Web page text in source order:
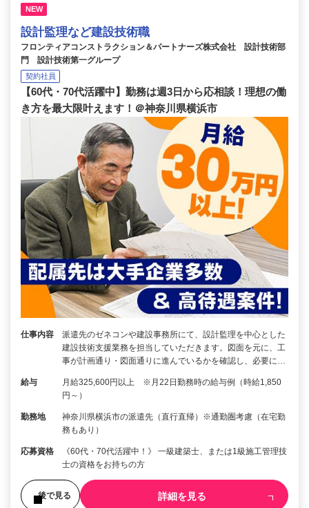
NEW
設計監理など建設技術職
フロンティアコンストラクション＆パートナーズ株式会社 設計技術部
門 設計技術第一グループ
契約社員
【60代・70代活躍中】勤務は週3日から応相談！理想の働
き方を最大限叶えます！＠神奈川県横浜市
仕事内容
派遣先のゼネコンや建設事務所にて、設計監理を中心とした
建設技術支援業務を担当していただきます。図面を元に、工
事が計画通り・図面通りに進んでいるかを確認し、必要に…
給与
月給325,600円以上 ※月22日勤務時の給与例（時給1,850
円～）
勤務地
神奈川県横浜市の派遣先（直行直帰）※通勤圏考慮（在宅勤
務もあり）
応募資格
《60代・70代活躍中！》 一級建築士、または1級施工管理技
士の資格をお持ちの方
後で見る 詳細を見る